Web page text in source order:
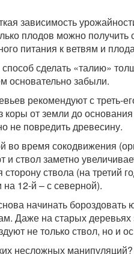
зависимость
плодов можно
питания к ветвям и
сделать «талию»
основательно забыли.
рекомендуют с треть-
коры от земли до
не повредить древесину.
во время сокодвижения
и ствол заметно
ствола (на третий
12-й – с северной).
начинать
Даже на старых деревьях
не только ствол, но и
несложных